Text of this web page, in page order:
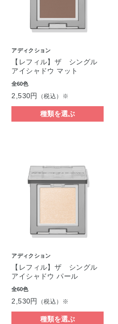
アディクション
【レフィル】ザ シングル
アイシャドウ マット
全60色
2,530円 （税込）※
種類を選ぶ
アディクション
【レフィル】ザ シングル
アイシャドウ パール
全60色
2,530円 （税込）※
種類を選ぶ